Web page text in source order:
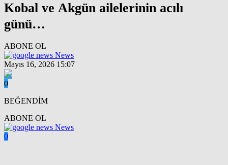
Kobal ve Akgün ailelerinin acılı
günü…
ABONE OL
News
Mayıs 16, 2026 15:07
0
BEĞENDİM
ABONE OL
News
0